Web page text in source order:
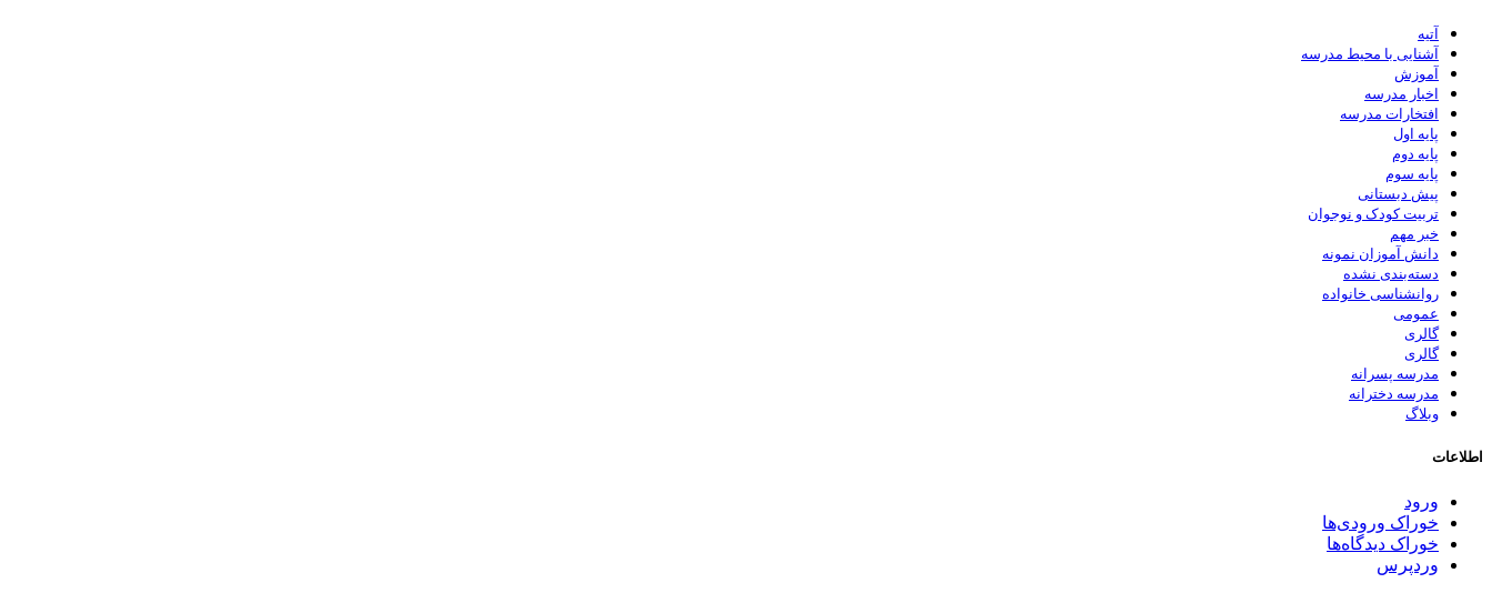
آتیه
آشنایی با محیط مدرسه
آموزش
اخبار مدرسه
افتخارات مدرسه
پایه اول
پایه دوم
پایه سوم
پیش دبستانی
تربیت کودک و نوجوان
خبر مهم
دانش آموزان نمونه
دسته‌بندی نشده
روانشناسی خانواده
عمومی
گالری
گالری
مدرسه پسرانه
مدرسه دخترانه
وبلاگ
اطلاعات
ورود
خوراک ورودی‌ها
خوراک دیدگاه‌ها
وردپرس